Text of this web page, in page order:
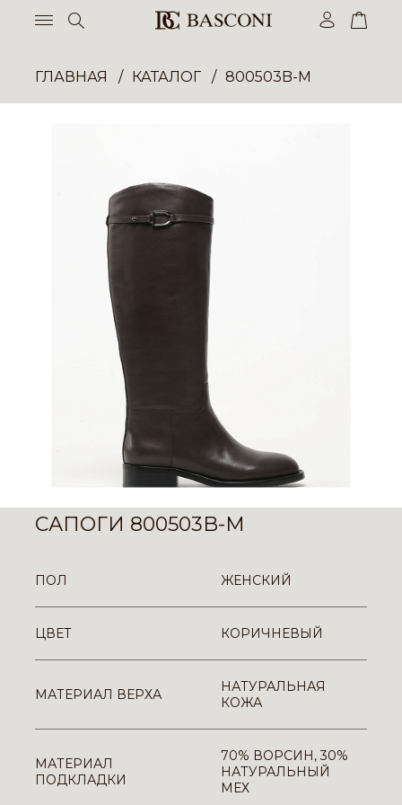
ГЛАВНАЯ КАТАЛОГ 800503B-M
САПОГИ 800503B-M
ПОЛ ЖЕНСКИЙ
ЦВЕТ КОРИЧНЕВЫЙ
МАТЕРИАЛ ВЕРХА
НАТУРАЛЬНАЯ
КОЖА
МАТЕРИАЛ
ПОДКЛАДКИ
70% ВОРСИН, 30%
НАТУРАЛЬНЫЙ
МЕХ